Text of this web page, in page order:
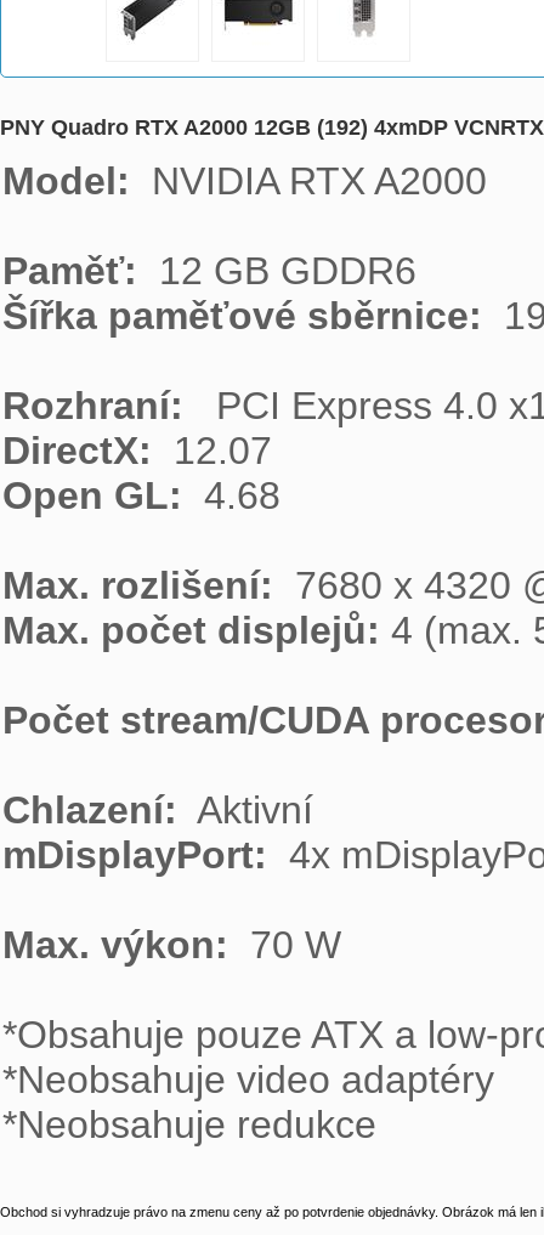
PNY Quadro RTX A2000 12GB (192) 4xmDP
Model: NVIDIA RTX A2000
Paměť:
Šířka paměťové sběrnice:
Rozhraní:
DirectX:
Open GL: 4.68
Max. rozlišení:
Max. počet displejů: 4 (max.
Počet stream/CUDA
Chlazení:
mDisplayPort: 4x
Max. výkon: 70 W
*Obsahuje pouze ATX a low-
*Neobsahuje video adaptéry
*Neobsahuje redukce
Obchod si vyhradzuje právo na zmenu ceny až po potvrdenie objednávky. Obrázok má len